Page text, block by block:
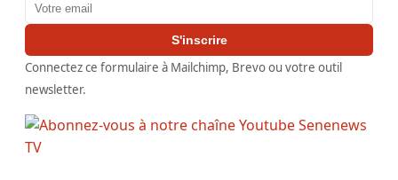
S'inscrire
Connectez ce formulaire à Mailchimp, Brevo ou votre outil
newsletter.